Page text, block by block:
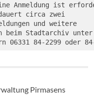
Anmeldung ist
circa zwei
und weitere
beim Stadtarchiv unter
06331 84-2299 oder
Pirmasens